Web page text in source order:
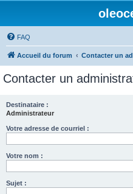
FAQ
Accueil du forum Contacter un
Contacter un
Destinataire :
Administrateur
Votre adresse de courriel :
Votre nom :
Sujet :